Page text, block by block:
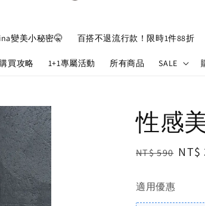
變美小秘密🤫 百搭不退流行款！限時1件88折
買攻略 1+1專屬活動 所有商品 SALE
性感
Regular
NT$ 590 Sale
NT$
適用優惠